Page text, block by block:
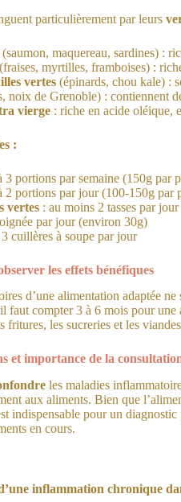
particulièrement par leurs
(saumon, maquereau, sardines) :
(fraises, myrtilles, framboises) :
vertes (épinards, chou kale) :
noix de Grenoble) : contiennent
vierge : riche en acide oléique,
:
3 portions par semaine (150g par
2 portions par jour (100-150g par
vertes : au moins 2 tasses par jour
par jour (environ 30g)
cuillères à soupe par jour
les effets bénéfiques
d’une alimentation adaptée
faut compter 3 à 6 mois pour
fritures, les sucreries et les
et importance de la
les maladies
aux aliments. Bien que
indispensable pour un diagnostic
en cours.
inflammation chronique